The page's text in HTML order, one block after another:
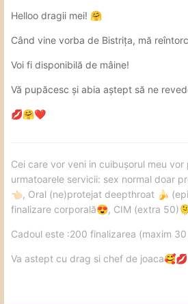
Helloo dragii mei! 🤗
Când vine vorba de Bistrița, mă
Voi fi disponibilă de mâine!
Vă pupăcesc și abia aștept să ne
💋🤗❤️
Cei care vor veni in cuibușorul meu
urmatoarele servicii: sex normal doar
👈🏻, Oral (ne)protejat deepthroat 🍌
finalizare corporală😍, CIM (extra 50)
Cadoul este :200 finalizarea (maxim
Va astept cu drag si chef de joaca🥰💋